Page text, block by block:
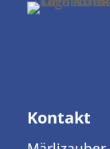
Kontakt